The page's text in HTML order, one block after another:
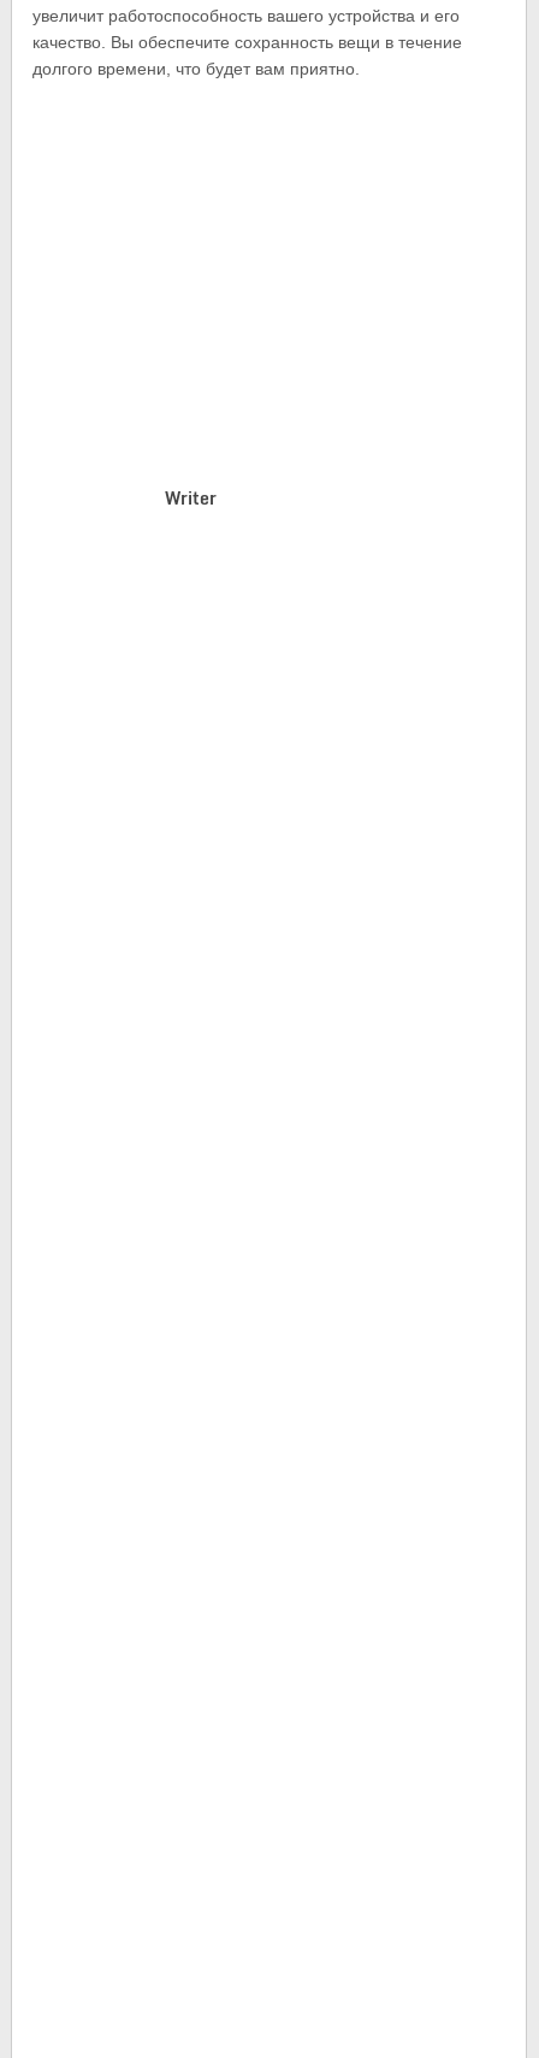
увеличит работоспособность вашего устройства и его
качество. Вы обеспечите сохранность вещи в течение
долгого времени, что будет вам приятно.
Writer